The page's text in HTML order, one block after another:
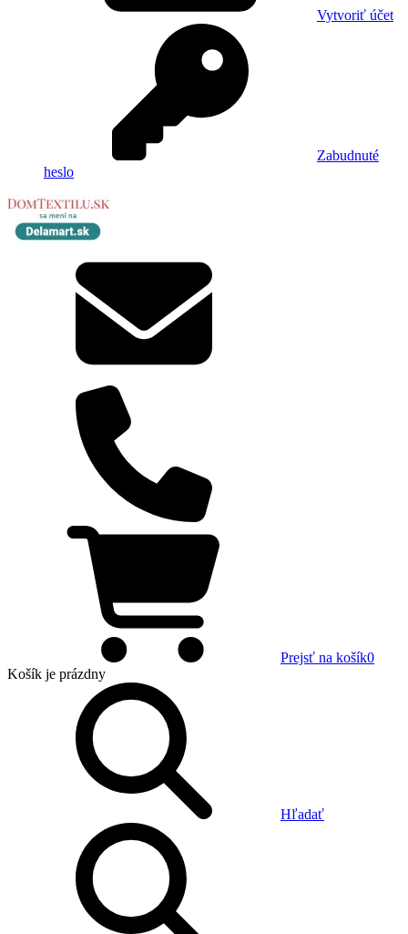
Vytvoriť účet
Zabudnuté
heslo
Prejsť na košík0
Košík je prázdny
Hľadať